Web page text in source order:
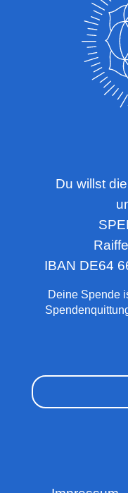
Du willst
IBAN DE64
Deine Spende